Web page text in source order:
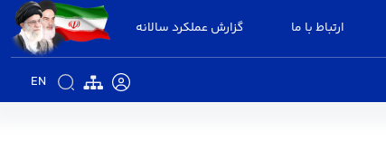
ارتباط با ما گزارش عملکرد سالانه
EN